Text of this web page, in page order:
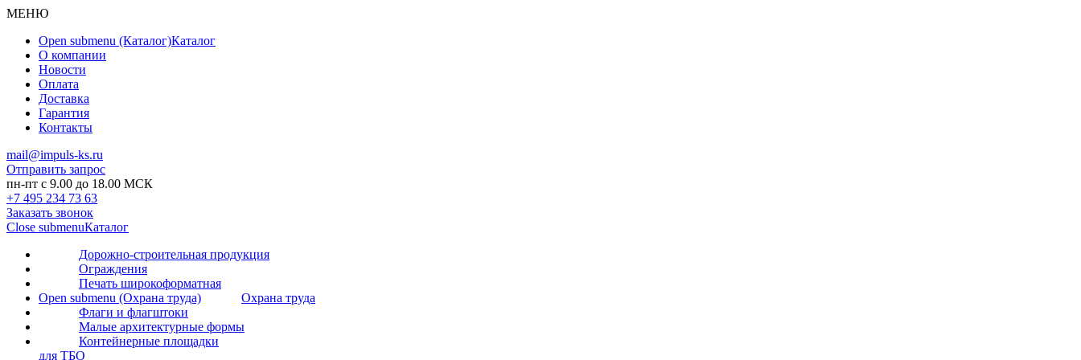
МЕНЮ
Open submenu (Каталог)Каталог
О компании
Новости
Оплата
Доставка
Гарантия
Контакты
mail@impuls-ks.ru
Отправить запрос
пн-пт с 9.00 до 18.00 МСК
+7 495 234 73 63
Заказать звонок
Close submenuКаталог
Дорожно-строительная продукция
Ограждения
Печать широкоформатная
Open submenu (Охрана труда)
Охрана труда
Флаги и флагштоки
Малые архитектурные формы
Контейнерные площадки
для ТБО